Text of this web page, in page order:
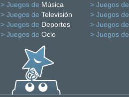
> Juegos de Música > Juegos de
> Juegos de Televisión > Juegos de
> Juegos de Deportes > Juegos de
> Juegos de Ocio > Juegos de